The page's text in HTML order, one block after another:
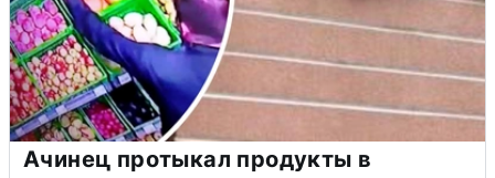
Ачинец протыкал продукты в